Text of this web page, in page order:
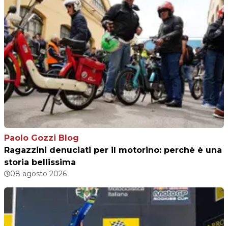
Paolo Gozzi Blog
Ragazzini denuciati per il motorino: perchè è una
storia bellissima
08 agosto 2026